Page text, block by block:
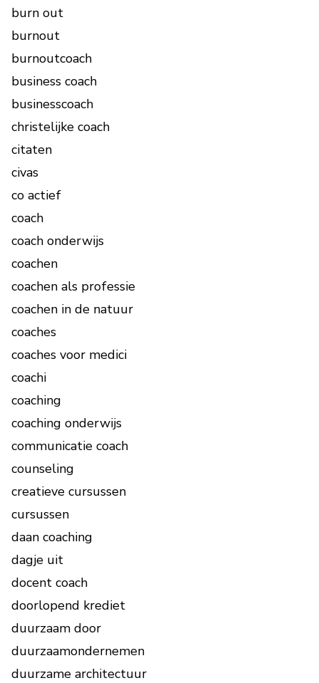
burn out
burnout
burnoutcoach
business coach
businesscoach
christelijke coach
citaten
civas
co actief
coach
coach onderwijs
coachen
coachen als professie
coachen in de natuur
coaches
coaches voor medici
coachi
coaching
coaching onderwijs
communicatie coach
counseling
creatieve cursussen
cursussen
daan coaching
dagje uit
docent coach
doorlopend krediet
duurzaam door
duurzaamondernemen
duurzame architectuur